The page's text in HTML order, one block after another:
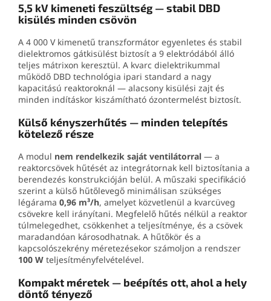
5,5 kV kimeneti feszültség — stabil DBD
kisülés minden csövön
A 4 000 V kimenetű transzformátor egyenletes és stabil
dielektromos gátkisülést biztosít a 9 elektródából álló
teljes mátrixon keresztül. A kvarc dielektrikummal
működő DBD technológia ipari standard a nagy
kapacitású reaktoroknál — alacsony kisülési zajt és
minden indításkor kiszámítható ózontermelést biztosít.
Külső kényszerhűtés — minden telepítés
kötelező része
A modul nem rendelkezik saját ventilátorral — a
reaktorcsövek hűtését az integrátornak kell biztosítania a
berendezés konstrukcióján belül. A műszaki specifikáció
szerint a külső hűtőlevegő minimálisan szükséges
légárama 0,96 m³/h, amelyet közvetlenül a kvarcüveg
csövekre kell irányítani. Megfelelő hűtés nélkül a reaktor
túlmelegedhet, csökkenhet a teljesítménye, és a csövek
maradandóan károsodhatnak. A hűtőkör és a
kapcsolószekrény méretezésekor számoljon a rendszer
100 W teljesítményfelvételével.
Kompakt méretek — beépítés ott, ahol a hely
döntő tényező